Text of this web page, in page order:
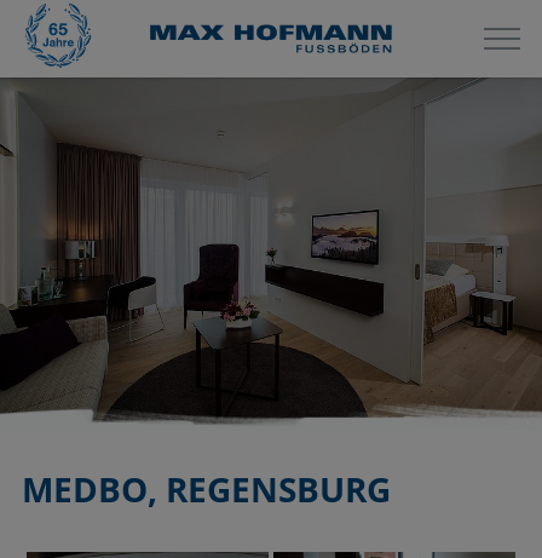
MEDBO, REGENSBURG